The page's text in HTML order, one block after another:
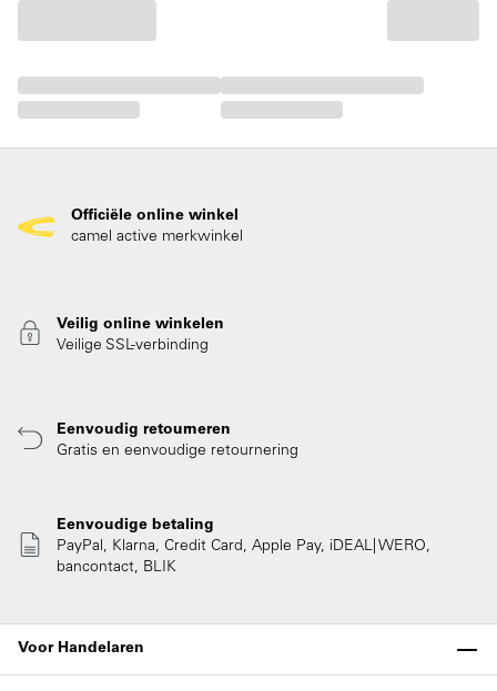
Officiële online winkel
camel active merkwinkel
Veilig online winkelen
Veilige SSL-verbinding
Eenvoudig retourneren
Gratis en eenvoudige retournering
Eenvoudige betaling
PayPal, Klarna, Credit Card, Apple Pay, iDEAL| WERO,
bancontact, BLIK
Voor Handelaren